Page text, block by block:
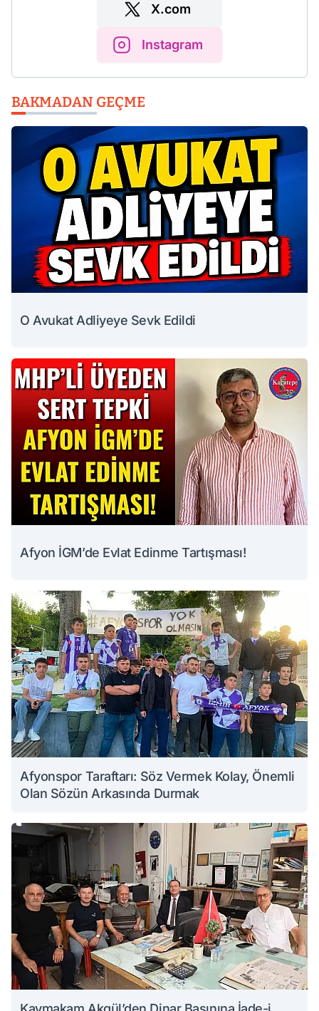
X.com
Instagram
BAKMADAN GEÇME
O Avukat Adliyeye Sevk Edildi
Afyon İGM’de Evlat Edinme Tartışması!
Afyonspor Taraftarı: Söz Vermek Kolay, Önemli
Olan Sözün Arkasında Durmak